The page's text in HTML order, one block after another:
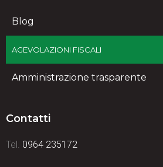
Blog
AGEVOLAZIONI FISCALI
Amministrazione trasparente
Contatti
Tel. 0964 235172